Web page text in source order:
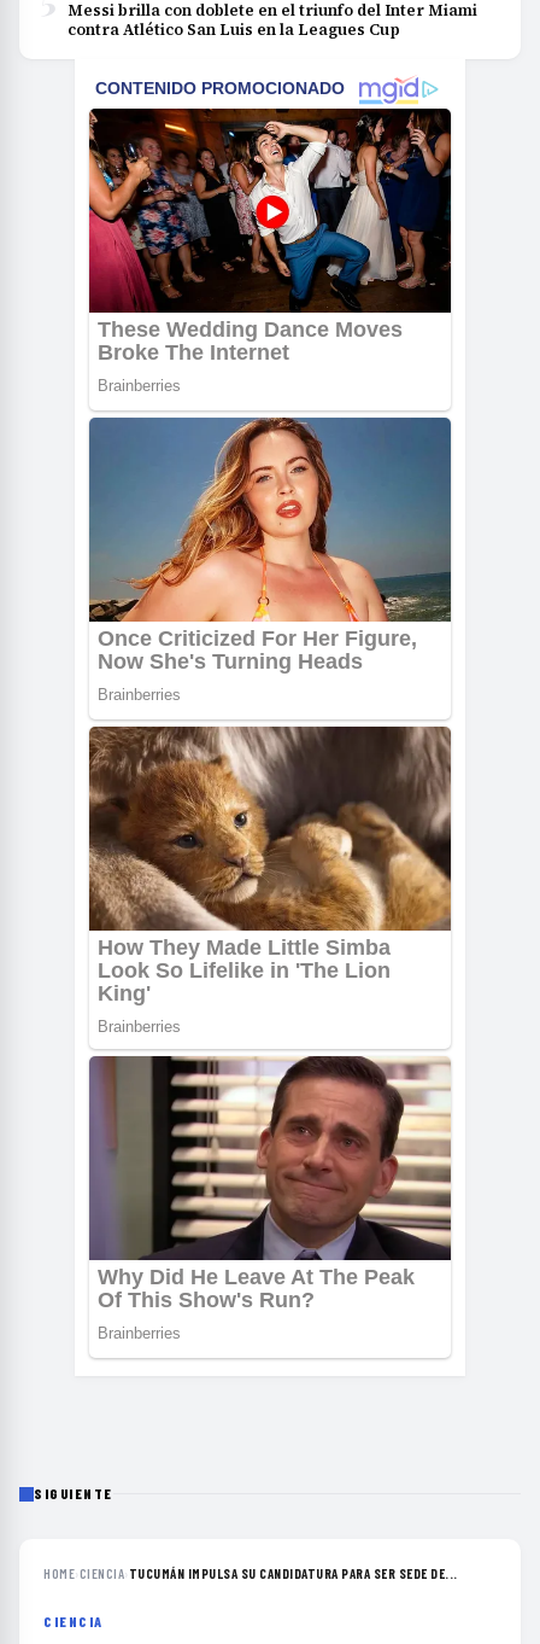
Messi brilla con doblete en el triunfo del Inter Miami
contra Atlético San Luis en la Leagues Cup
SIGUIENTE
HOME›CIENCIA› TUCUMÁN IMPULSA SU CANDIDATURA PARA SER SEDE DE...
CIENCIA